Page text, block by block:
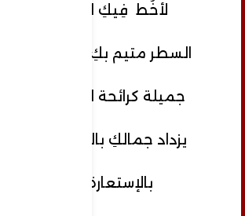
لأخُط فِيكِ الشعر والنثر
السطر متيم بكِ وأنتِ العشيقة
جميلة كرائحة المدن العتيقة
يزداد جمالكِ بالتكثيف والمَجاز
بالإستعارة والطباق